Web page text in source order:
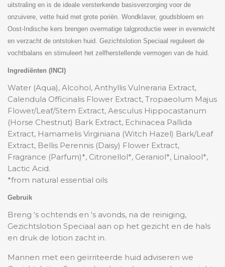
uitstraling en is de ideale versterkende basisverzorging voor de
onzuivere, vette huid met grote poriën. Wondklaver, goudsbloem en
Oost-Indische kers brengen overmatige talgproductie weer in evenwicht
en verzacht de ontstoken huid. Gezichtslotion Speciaal reguleert de
vochtbalans en stimuleert het zelfherstellende vermogen van de huid.
Ingrediënten (INCI)
Water (Aqua), Alcohol, Anthyllis Vulneraria Extract,
Calendula Officinalis Flower Extract, Tropaeolum Majus
Flower/Leaf/Stem Extract, Aesculus Hippocastanum
(Horse Chestnut) Bark Extract, Echinacea Pallida
Extract, Hamamelis Virginiana (Witch Hazel) Bark/Leaf
Extract, Bellis Perennis (Daisy) Flower Extract,
Fragrance (Parfum)*, Citronellol*, Geraniol*, Linalool*,
Lactic Acid.
*from natural essential oils
Gebruik
Breng ‘s ochtends en ‘s avonds, na de reiniging,
Gezichtslotion Speciaal aan op het gezicht en de hals
en druk de lotion zacht in.
Mannen met een geïrriteerde huid adviseren we